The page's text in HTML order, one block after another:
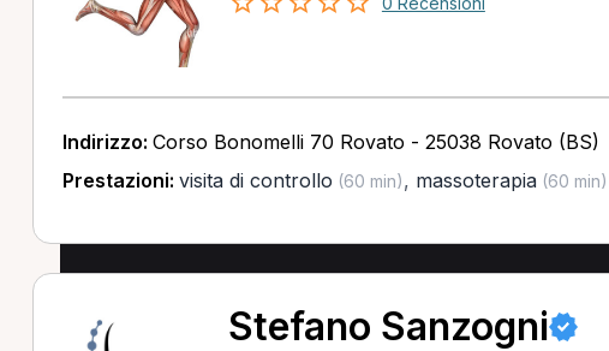
Indirizzo: Corso Bonomelli 70 Rovato - 25038 Rovato (BS)
Prestazioni: visita di controllo (60 min), massoterapia(60 min)
Stefano Sanzogni